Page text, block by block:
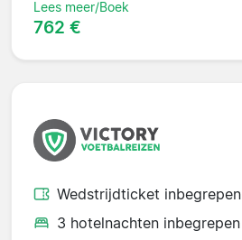
Lees meer/Boek
762 €
Wedstrijdticket inbegrepen
3 hotelnachten inbegrepen